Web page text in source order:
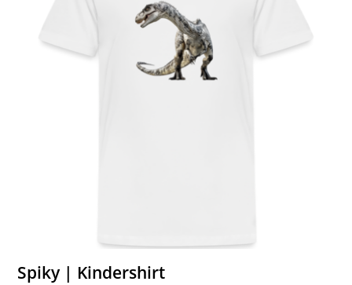
Spiky | Kindershirt